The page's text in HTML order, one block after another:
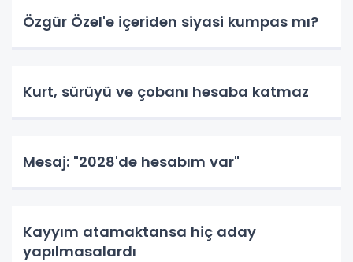
Özgür Özel'e içeriden siyasi kumpas mı?
Kurt, sürüyü ve çobanı hesaba katmaz
Mesaj: "2028'de hesabım var"
Kayyım atamaktansa hiç aday
yapılmasalardı